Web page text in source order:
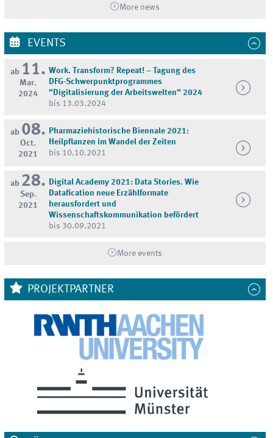
More news
EVENTS
ab 11.
Mar.
2024
Work. Transform? Repeat! – Tagung des
DFG-Schwerpunktprogrammes
“Digitalisierung der Arbeitswelten“ 2024
bis 13.03.2024
ab 08.
Oct.
2021
Pharmaziehistorische Biennale 2021:
Heilpflanzen im Wandel der Zeiten
bis 10.10.2021
ab 28.
Sep.
2021
Digital Academy 2021: Data Stories. Wie
Datafication neue Erzählformate
herausfordert und
Wissenschaftskommunikation befördert
bis 30.09.2021
More events
PROJEKTPARTNER